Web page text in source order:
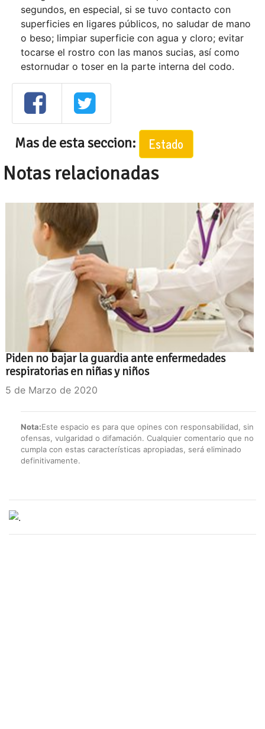
segundos, en especial, si se tuvo contacto con
superficies en ligares públicos, no saludar de mano
o beso; limpiar superficie con agua y cloro; evitar
tocarse el rostro con las manos sucias, así como
estornudar o toser en la parte interna del codo.
Mas de esta seccion: Estado
Notas relacionadas
Piden no bajar la guardia ante enfermedades
respiratorias en niñas y niños
5 de Marzo de 2020
Nota:Este espacio es para que opines con responsabilidad, sin
ofensas, vulgaridad o difamación. Cualquier comentario que no
cumpla con estas características apropiadas, será eliminado
definitivamente.